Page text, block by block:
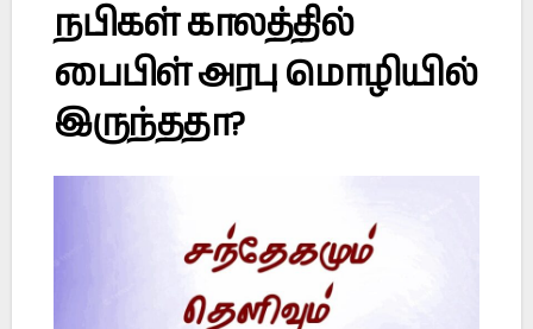
நபிகள் காலத்தில்
பைபிள் அரபு மொழியில்
இருந்ததா?